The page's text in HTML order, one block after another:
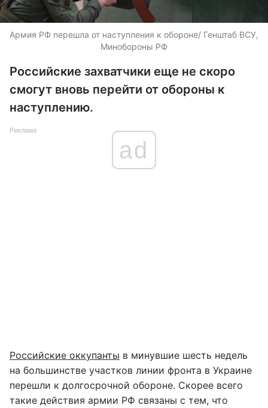
Армия РФ перешла от наступления к обороне/ Генштаб ВСУ,
Минобороны РФ
Российские захватчики еще не скоро
смогут вновь перейти от обороны к
наступлению.
Реклама
ad
Российские оккупанты в минувшие шесть недель
на большинстве участков линии фронта в Украине
перешли к долгосрочной обороне. Скорее всего
такие действия армии РФ связаны с тем, что